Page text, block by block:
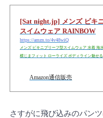
[Sat night.jp] メンズ ビキ
スイムウェア RAINBOW
https://amzn.to/4v48wiQ
メンズ ビキニブリーフ型スイムウェア 水着 海
横じまフィット ローライズ ボディライン魅せ
Amazon通信販売
さすがに飛び込みのパン